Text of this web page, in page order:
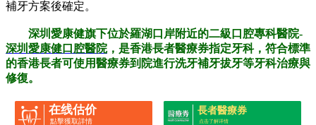
補牙方案後確定。
深圳愛康健旗下位於羅湖口岸附近的二級口腔專科醫院-
深圳愛康健口腔醫院，是香港長者醫療券指定牙科，符合標準
的香港長者可使用醫療券到院進行洗牙補牙拔牙等牙科治療與
修復。
在线估价
點擊獲取詳情
長者醫療券
点击了解详情